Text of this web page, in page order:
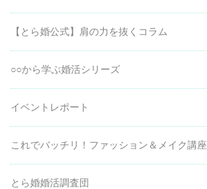
【とら婚公式】肩の力を抜くコラム
○○から学ぶ婚活シリーズ
イベントレポート
これでバッチリ！ファッション＆メイク講座
とら婚婚活調査団